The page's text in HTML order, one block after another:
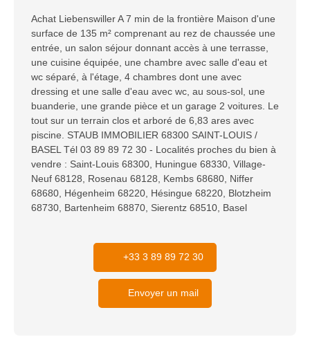
Achat Liebenswiller A 7 min de la frontière Maison d'une
surface de 135 m² comprenant au rez de chaussée une
entrée, un salon séjour donnant accès à une terrasse,
une cuisine équipée, une chambre avec salle d'eau et
wc séparé, à l'étage, 4 chambres dont une avec
dressing et une salle d'eau avec wc, au sous-sol, une
buanderie, une grande pièce et un garage 2 voitures. Le
tout sur un terrain clos et arboré de 6,83 ares avec
piscine. STAUB IMMOBILIER 68300 SAINT-LOUIS /
BASEL Tél 03 89 89 72 30 - Localités proches du bien à
vendre : Saint-Louis 68300, Huningue 68330, Village-
Neuf 68128, Rosenau 68128, Kembs 68680, Niffer
68680, Hégenheim 68220, Hésingue 68220, Blotzheim
68730, Bartenheim 68870, Sierentz 68510, Basel
+33 3 89 89 72 30
Envoyer un mail